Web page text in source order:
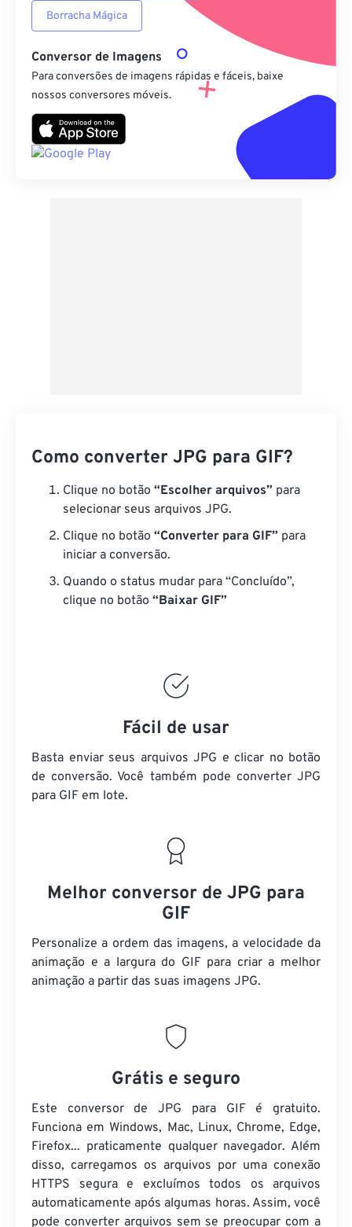
Borracha Mágica
Conversor de Imagens
Para conversões de imagens rápidas e fáceis, baixe
nossos conversores móveis.
Como converter JPG para GIF?
Clique no botão “Escolher arquivos” para
selecionar seus arquivos JPG.
Clique no botão “Converter para GIF” para
iniciar a conversão.
Quando o status mudar para “Concluído”,
clique no botão “Baixar GIF”
Fácil de usar
Basta enviar seus arquivos JPG e clicar no botão
de conversão. Você também pode converter JPG
para GIF em lote.
Melhor conversor de JPG para
GIF
Personalize a ordem das imagens, a velocidade da
animação e a largura do GIF para criar a melhor
animação a partir das suas imagens JPG.
Grátis e seguro
Este conversor de JPG para GIF é gratuito.
Funciona em Windows, Mac, Linux, Chrome, Edge,
Firefox... praticamente qualquer navegador. Além
disso, carregamos os arquivos por uma conexão
HTTPS segura e excluímos todos os arquivos
automaticamente após algumas horas. Assim, você
pode converter arquivos sem se preocupar com a